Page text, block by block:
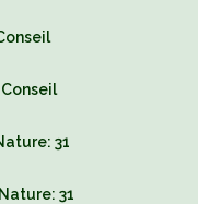
31
31